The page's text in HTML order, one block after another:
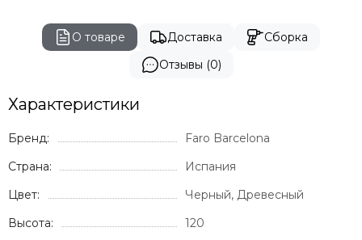
О товаре Доставка
Сборка
Отзывы (0)
Характеристики
Бренд:
Faro Barcelona
Страна:
Испания
Цвет:
Черный, Древесный
Высота:
120